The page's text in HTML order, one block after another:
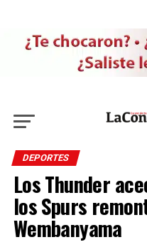
DEPORTES
Los Thunder
los Spurs
Wembanyama